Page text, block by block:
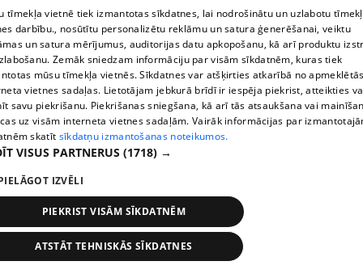
pirms 1 mēneša, 4 nedēļām 00:02:34
"Ērkšķu" jaunās sezonas dalībnieces atklāj, ko
visvairāk vēlas mainīt sevī
200. epizode
tīmekļa vietnē tiek izmantotas sīkdatnes, lai nodrošinātu un uzlabotu
darbību., nosūtītu personalizētu reklāmu un satura ģenerēšanai, veiktu
un satura mērījumus, auditorijas datu apkopošanu, kā arī produktu
Zemāk sniedzam informāciju par visām sīkdatnēm, kuras tiek
mūsu tīmekļa vietnēs. Sīkdatnes var atšķirties atkarībā no
vietnes sadaļas. Lietotājam jebkurā brīdī ir iespēja piekrist, atteikties
savu piekrišanu. Piekrišanas sniegšana, kā arī tās atsaukšana vai
uz visām interneta vietnes sadaļām. Vairāk informācijas par
skatīt sīkdatņu izmantošanas noteikumos.
VISUS PARTNERUS (1718) →
IZVĒLI
PIEKRIST VISĀM SĪKDATNĒM
ATSTĀT TEHNISKĀS SĪKDATNES